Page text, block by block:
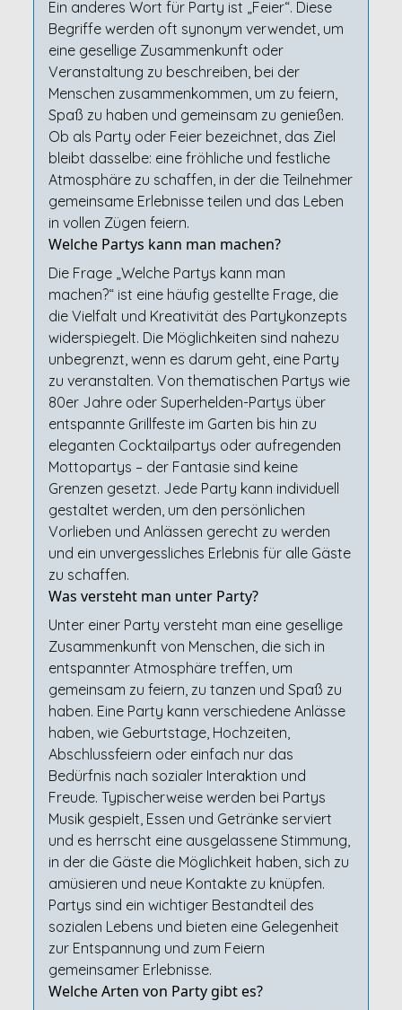
Ein anderes Wort für Party ist „Feier“. Diese
Begriffe werden oft synonym verwendet, um
eine gesellige Zusammenkunft oder
Veranstaltung zu beschreiben, bei der
Menschen zusammenkommen, um zu feiern,
Spaß zu haben und gemeinsam zu genießen.
Ob als Party oder Feier bezeichnet, das Ziel
bleibt dasselbe: eine fröhliche und festliche
Atmosphäre zu schaffen, in der die Teilnehmer
gemeinsame Erlebnisse teilen und das Leben
in vollen Zügen feiern.
Welche Partys kann man machen?
Die Frage „Welche Partys kann man
machen?“ ist eine häufig gestellte Frage, die
die Vielfalt und Kreativität des Partykonzepts
widerspiegelt. Die Möglichkeiten sind nahezu
unbegrenzt, wenn es darum geht, eine Party
zu veranstalten. Von thematischen Partys wie
80er Jahre oder Superhelden-Partys über
entspannte Grillfeste im Garten bis hin zu
eleganten Cocktailpartys oder aufregenden
Mottopartys – der Fantasie sind keine
Grenzen gesetzt. Jede Party kann individuell
gestaltet werden, um den persönlichen
Vorlieben und Anlässen gerecht zu werden
und ein unvergessliches Erlebnis für alle Gäste
zu schaffen.
Was versteht man unter Party?
Unter einer Party versteht man eine gesellige
Zusammenkunft von Menschen, die sich in
entspannter Atmosphäre treffen, um
gemeinsam zu feiern, zu tanzen und Spaß zu
haben. Eine Party kann verschiedene Anlässe
haben, wie Geburtstage, Hochzeiten,
Abschlussfeiern oder einfach nur das
Bedürfnis nach sozialer Interaktion und
Freude. Typischerweise werden bei Partys
Musik gespielt, Essen und Getränke serviert
und es herrscht eine ausgelassene Stimmung,
in der die Gäste die Möglichkeit haben, sich zu
amüsieren und neue Kontakte zu knüpfen.
Partys sind ein wichtiger Bestandteil des
sozialen Lebens und bieten eine Gelegenheit
zur Entspannung und zum Feiern
gemeinsamer Erlebnisse.
Welche Arten von Party gibt es?